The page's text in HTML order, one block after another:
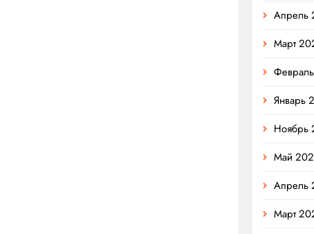
Апрель
Март
Январь
Ноябрь
Май
Апрель
Март